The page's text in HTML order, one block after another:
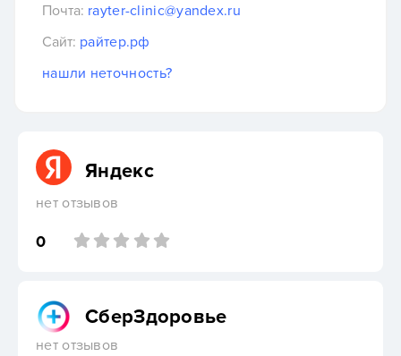
Почта: rayter-clinic@yandex.ru
Сайт: райтер.рф
нашли неточность?
Яндекс
нет отзывов
0
СберЗдоровье
нет отзывов